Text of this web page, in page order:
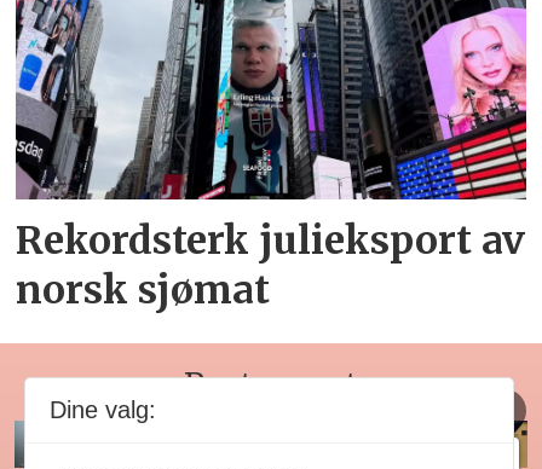
Rekordsterk julieksport av
norsk sjømat
Restaurant
Dine valg: